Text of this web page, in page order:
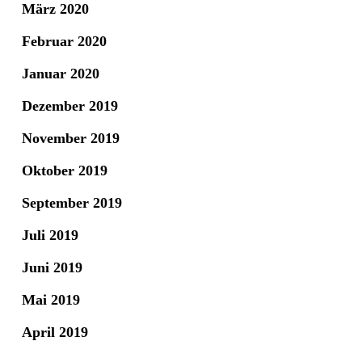
März 2020
Februar 2020
Januar 2020
Dezember 2019
November 2019
Oktober 2019
September 2019
Juli 2019
Juni 2019
Mai 2019
April 2019